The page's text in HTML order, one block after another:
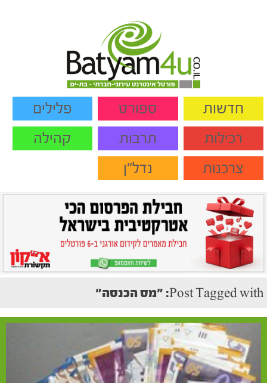
חדשות ספורט
פלילים
רכילות
תרבות
קהילה
צרכנות
נדל"ן
Post Tagged with: "מס הכנסה"